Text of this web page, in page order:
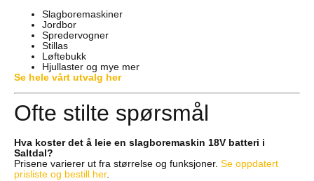
Slagboremaskiner
Jordbor
Spredervogner
Stillas
Løftebukk
Hjullaster og mye mer
Se hele vårt utvalg her
Ofte stilte spørsmål
Hva koster det å leie en slagboremaskin 18V batteri i
Saltdal?
Prisene varierer ut fra størrelse og funksjoner. Se oppdatert
prisliste og bestill her.